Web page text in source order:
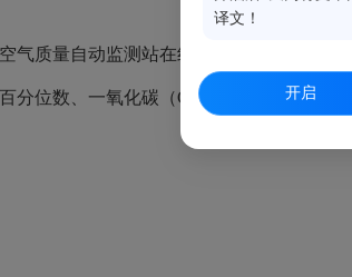
气质量自动监测站在线监测数据统计，
分位数、一氧化碳（CO）日均值第95百
译文！
开启